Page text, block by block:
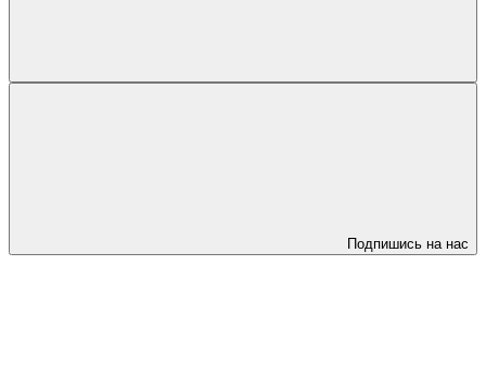
Подпишись на нас